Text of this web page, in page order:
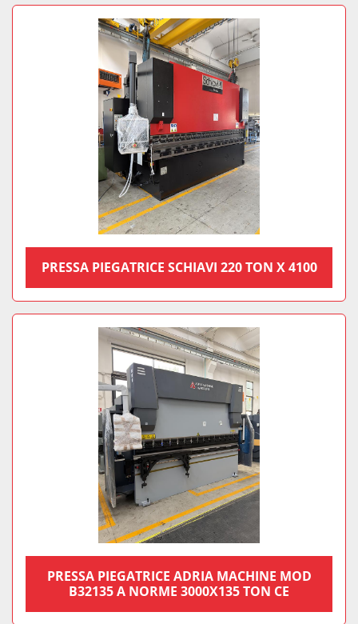
PRESSA PIEGATRICE SCHIAVI 220 TON X 4100
PRESSA PIEGATRICE ADRIA MACHINE MOD
B32135 A NORME 3000X135 TON CE